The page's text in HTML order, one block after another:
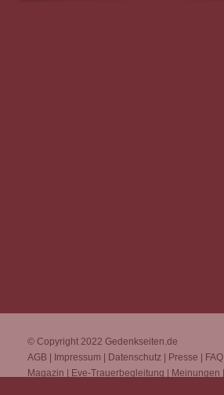
© Copyright 2022 Gedenkseiten.de
AGB
Impressum Datenschutz Presse
FAQ
Magazin
Eve-Trauerbegleitung Meinungen